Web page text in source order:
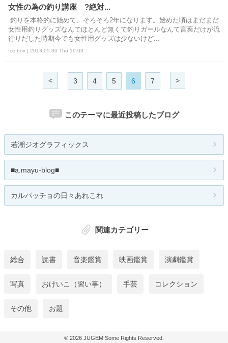
女性の為の釣り講座 ?絶対...
釣りを本格的に始めて、そろそろ2年になります。始めた頃はまだまだ
女性用釣りグッズなんてほとんど無くて釣りガールなんて言葉だけが流
行りだした時期今でも女性用グッズは少ないけど...
Ice box | 2013.05.30 Thu 19:03
< 3 4 5 6 7 >
このテーマに最近投稿したブログ
若潮ジオグラフィックス
■a.mayu-blog■
カルパッチョの日々あれこれ
関連カテゴリー
総合 読書 音楽鑑賞 映画鑑賞 演劇鑑賞
写真 おけいこ（習い事） 手芸 コレクション
その他 お題
© 2026 JUGEM Some Rights Reserved.